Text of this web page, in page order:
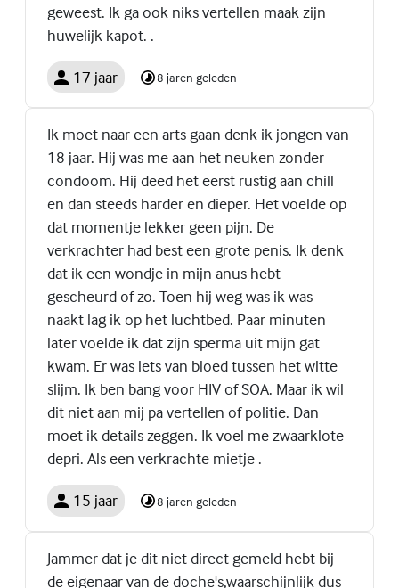
geweest. Ik ga ook niks vertellen maak zijn
huwelijk kapot. .
17 jaar 8 jaren geleden
Ik moet naar een arts gaan denk ik jongen van
18 jaar. Hij was me aan het neuken zonder
condoom. Hij deed het eerst rustig aan chill
en dan steeds harder en dieper. Het voelde op
dat momentje lekker geen pijn. De
verkrachter had best een grote penis. Ik denk
dat ik een wondje in mijn anus hebt
gescheurd of zo. Toen hij weg was ik was
naakt lag ik op het luchtbed. Paar minuten
later voelde ik dat zijn sperma uit mijn gat
kwam. Er was iets van bloed tussen het witte
slijm. Ik ben bang voor HIV of SOA. Maar ik wil
dit niet aan mij pa vertellen of politie. Dan
moet ik details zeggen. Ik voel me zwaarklote
depri. Als een verkrachte mietje .
15 jaar 8 jaren geleden
Jammer dat je dit niet direct gemeld hebt bij
de eigenaar van de doche's,waarschijnlijk dus